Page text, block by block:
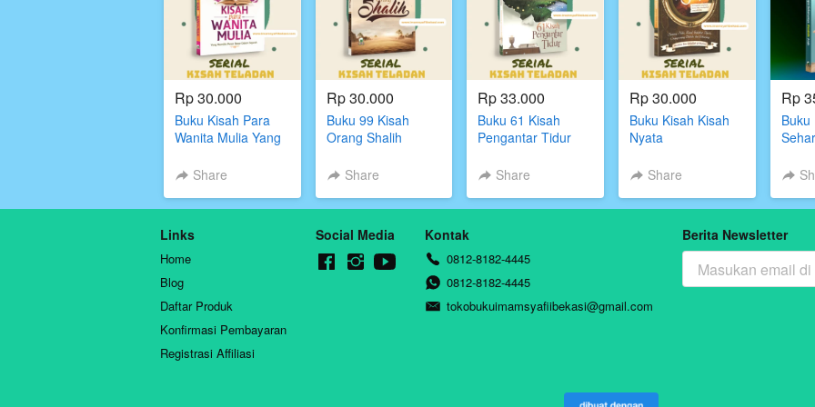
Rp 30.000
Buku Kisah Para
Wanita Mulia Yang
Besar dalam
Share
Rp 30.000
Buku 99 Kisah
Orang Shalih
Share
Rp 33.000
Buku 61 Kisah
Pengantar Tidur
Share
Rp 30.000
Buku Kisah Kisah
Nyata
Share
Rp
Buku
Darul
Links
Home
Blog
Daftar Produk
Konfirmasi Pembayaran
Registrasi Affiliasi
Social Media Kontak
0812-8182-4445
0812-8182-4445
tokobukuimamsyafiibekasi@gmail.com
Berita Newsletter